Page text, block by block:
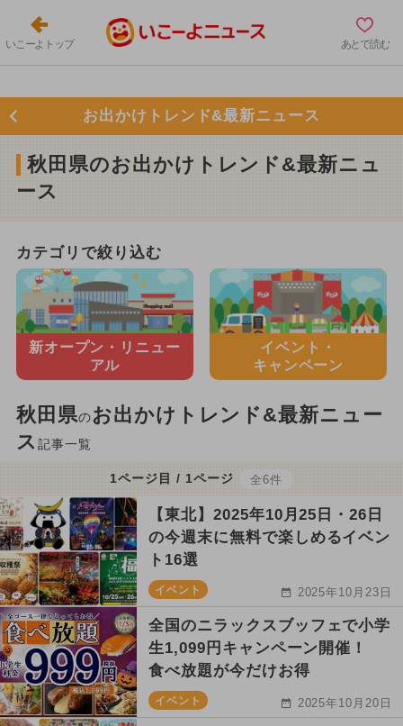
いこーよトップ あとで読む
お出かけトレンド&最新ニュース
秋田県のお出かけトレンド&最新ニュ
ース
カテゴリで絞り込む
新オープン・ リニュー
アル
イベント・
キャンペーン
秋田県のお出かけトレンド&最新ニュー
ス 記事一覧
1ページ目 / 1ページ 全6件
【東北】2025年10月25日・26日
の今週末に無料で楽しめるイベン
ト16選
イベント 2025年10月23日
全国のニラックスブッフェで小学
生1,099円キャンペーン開催！
食べ放題が今だけお得
イベント 2025年10月20日